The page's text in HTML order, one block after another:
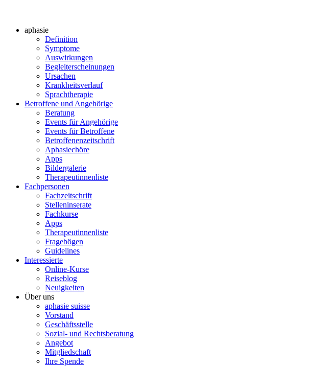
aphasie
Definition
Symptome
Auswirkungen
Begleiterscheinungen
Ursachen
Krankheitsverlauf
Sprachtherapie
Betroffene und Angehörige
Beratung
Events für Angehörige
Events für Betroffene
Betroffenenzeitschrift
Aphasiechöre
Apps
Bildergalerie
Therapeutinnenliste
Fachpersonen
Fachzeitschrift
Stelleninserate
Fachkurse
Apps
Therapeutinnenliste
Fragebögen
Guidelines
Interessierte
Online-Kurse
Reiseblog
Neuigkeiten
Über uns
aphasie suisse
Vorstand
Geschäftsstelle
Sozial- und Rechtsberatung
Angebot
Mitgliedschaft
Ihre Spende